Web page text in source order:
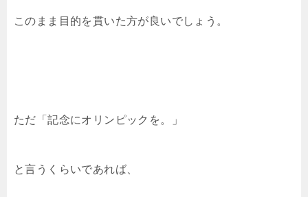
このまま目的を貫いた方が良いでしょう。
ただ「記念にオリンピックを。」
と言うくらいであれば、